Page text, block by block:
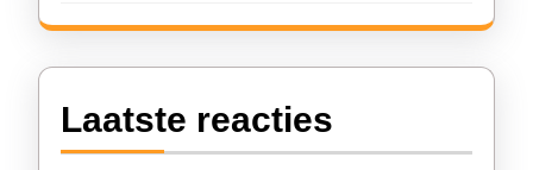
Laatste reacties